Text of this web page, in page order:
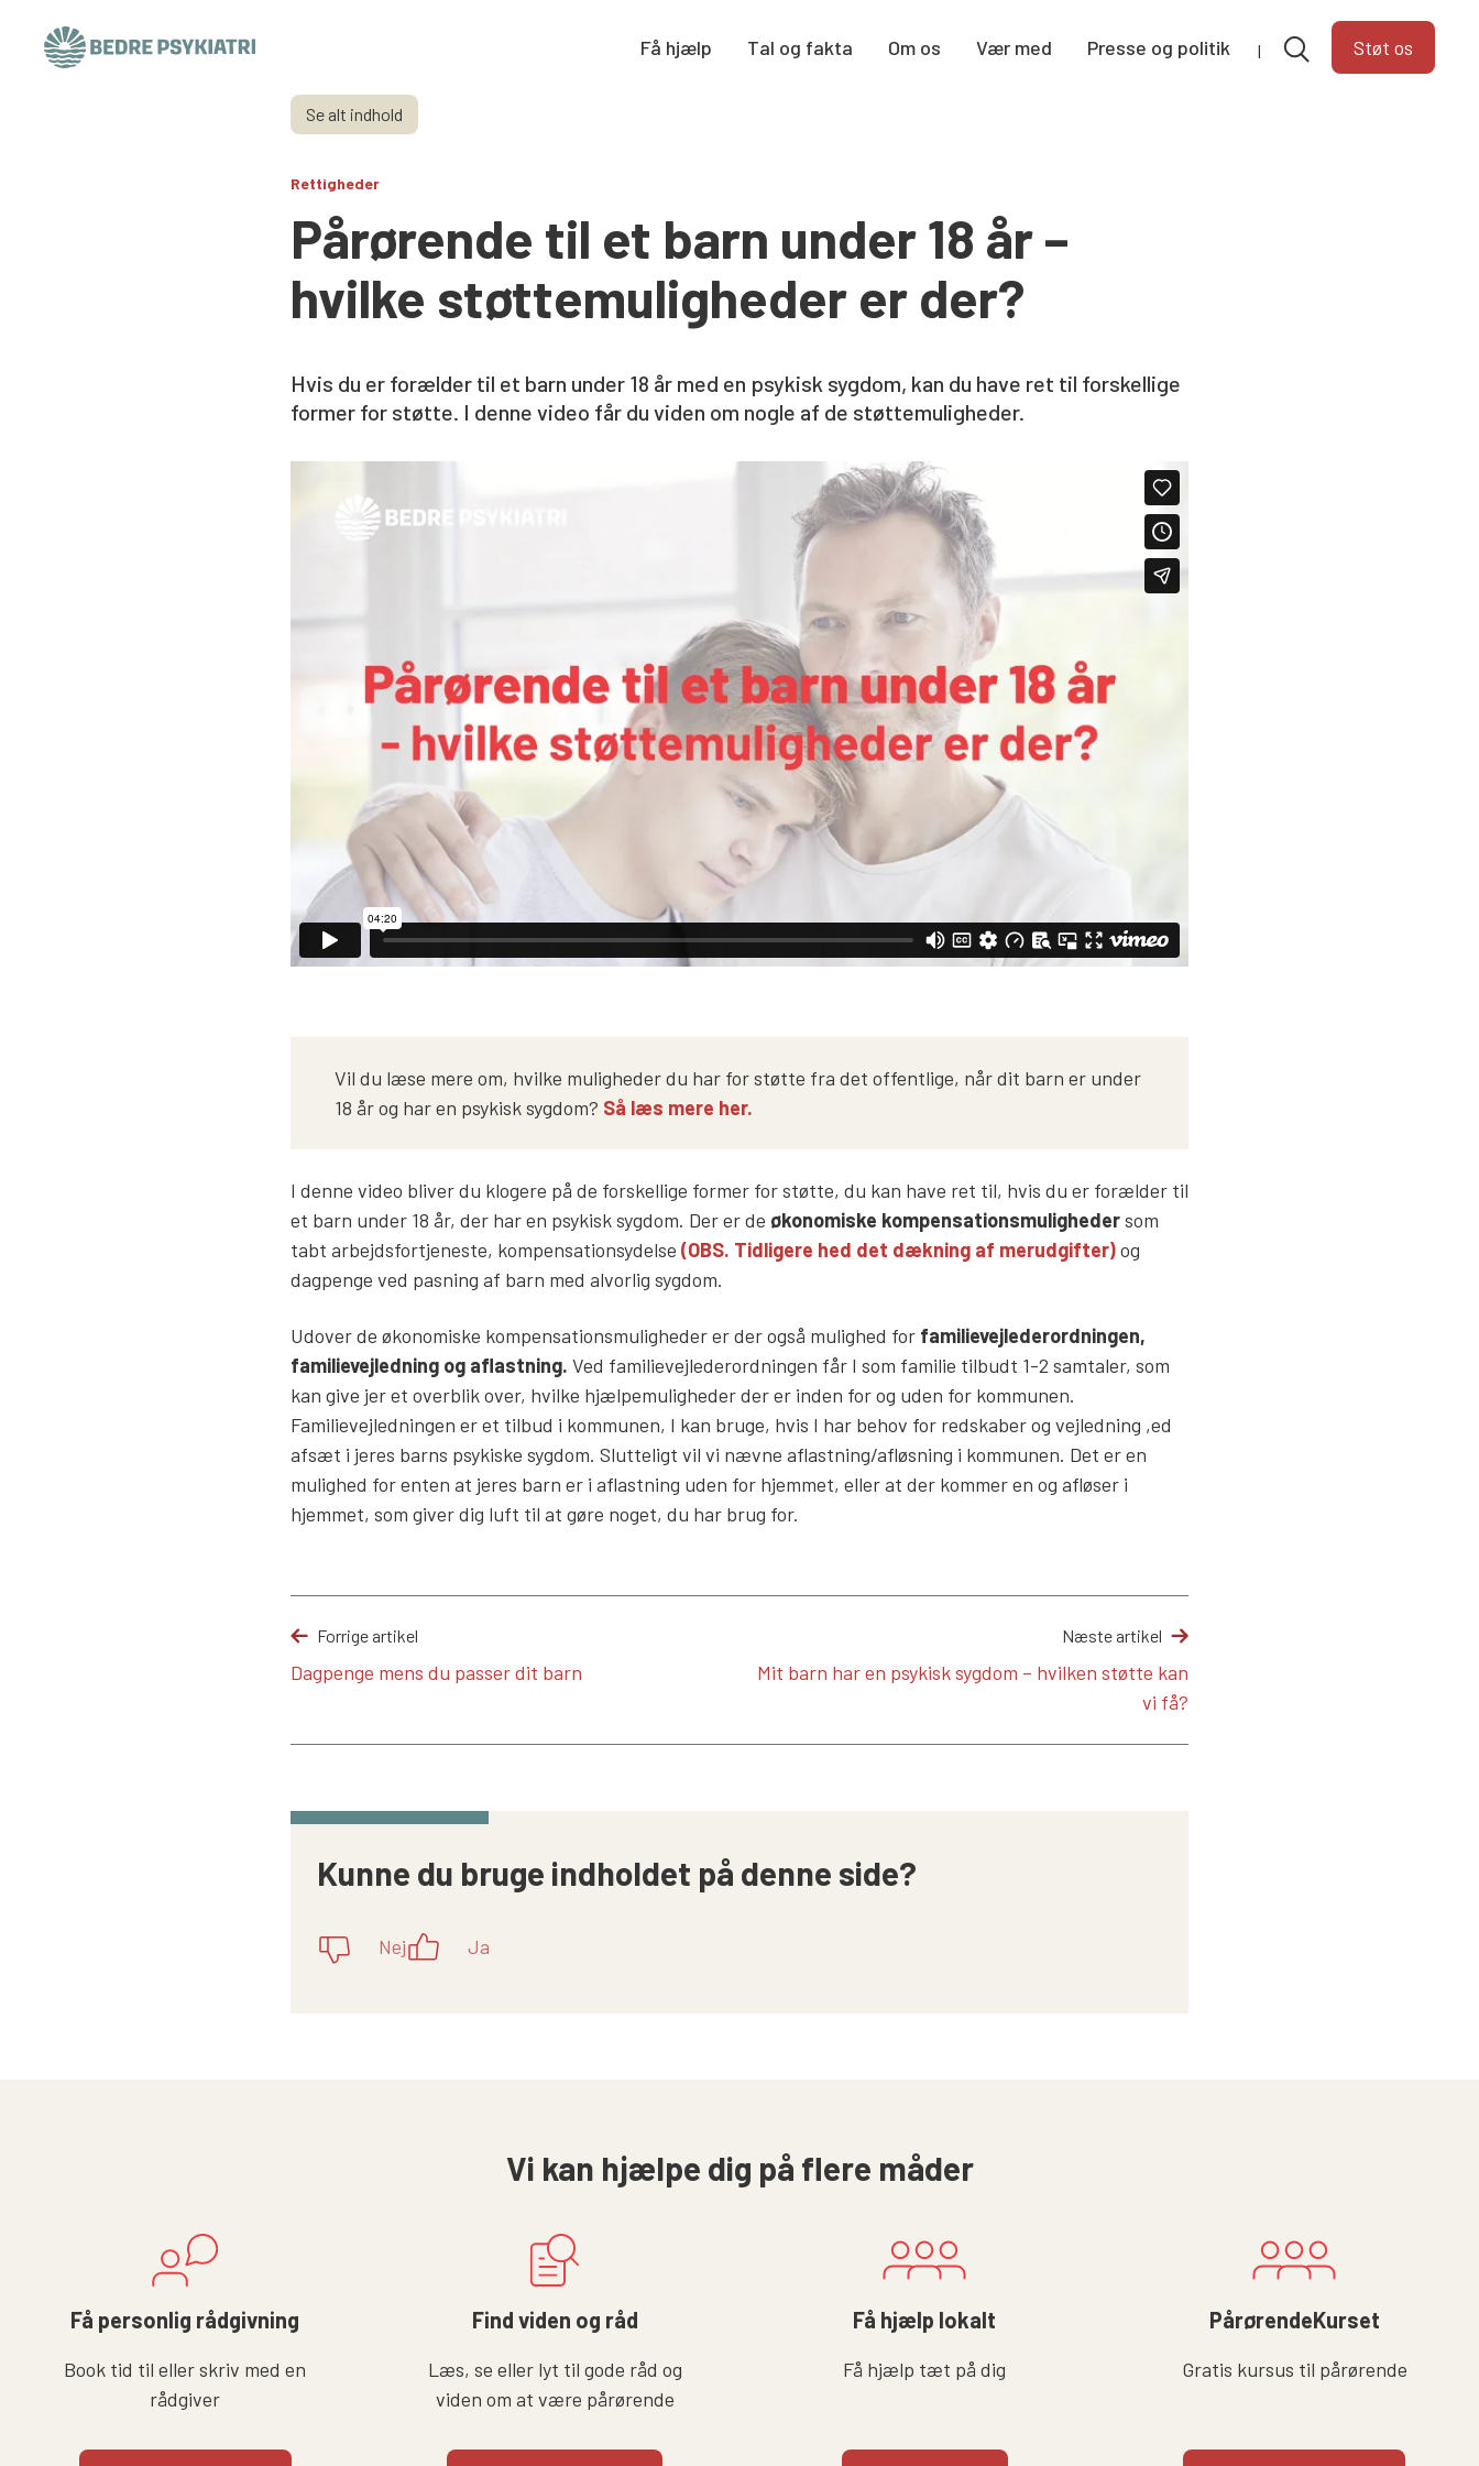
Få hjælp Tal og fakta Om os Vær med Presse og politik Støt os
Se alt indhold
Rettigheder
Pårørende til et barn under 18 år –
hvilke støttemuligheder er der?
Hvis du er forælder til et barn under 18 år med en psykisk sygdom, kan du have ret til forskellige
former for støtte. I denne video får du viden om nogle af de støttemuligheder.
Vil du læse mere om, hvilke muligheder du har for støtte fra det offentlige, når dit barn er under
18 år og har en psykisk sygdom? Så læs mere her.
I denne video bliver du klogere på de forskellige former for støtte, du kan have ret til, hvis du er forælder til
et barn under 18 år, der har en psykisk sygdom. Der er de økonomiske kompensationsmulighedersom
tabt arbejdsfortjeneste, kompensationsydelse (OBS. Tidligere hed det dækning af merudgifter)og
dagpenge ved pasning af barn med alvorlig sygdom.
Udover de økonomiske kompensationsmuligheder er der også mulighed for familievejlederordningen,
familievejledning og aflastning. Ved familievejlederordningen får I som familie tilbudt 1-2 samtaler, som
kan give jer et overblik over, hvilke hjælpemuligheder der er inden for og uden for kommunen.
Familievejledningen er et tilbud i kommunen, I kan bruge, hvis I har behov for redskaber og vejledning ,ed
afsæt i jeres barns psykiske sygdom. Slutteligt vil vi nævne aflastning/afløsning i kommunen. Det er en
mulighed for enten at jeres barn er i aflastning uden for hjemmet, eller at der kommer en og afløser i
hjemmet, som giver dig luft til at gøre noget, du har brug for.
Forrige artikel
Dagpenge mens du passer dit barn
Næste artikel
Mit barn har en psykisk sygdom – hvilken støtte kan
vi få?
Kunne du bruge indholdet på denne side?
Nej Ja
Vi kan hjælpe dig på flere måder
Få personlig rådgivning
Book tid til eller skriv med en
rådgiver
Find viden og råd
Læs, se eller lyt til gode råd og
viden om at være pårørende
Få hjælp lokalt
Få hjælp tæt på dig
PårørendeKurset
Gratis kursus til pårørende